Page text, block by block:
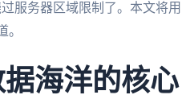
服务器区域限制了。本文将
。
海洋的核